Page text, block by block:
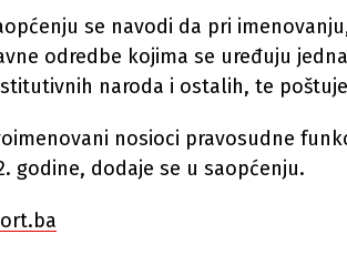
se navodi da pri
odredbe kojima se uređuju
naroda i ostalih, te
nosioci pravosudne
godine, dodaje se u saopćenju.